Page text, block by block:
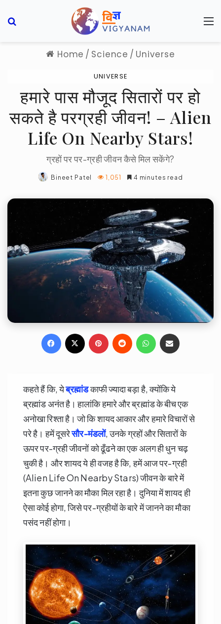
Home / Science / Universe
UNIVERSE
हमारे पास मौजूद सितारों पर हो
सकते है परग्रही जीवन! – Alien
Life On Nearby Stars!
ग्रहों पर पर-ग्रही जीवन कैसे मिल सकेंगे?
Bineet Patel 1,051 4 minutes read
Facebook Pinterest
Reddit WhatsApp
कहते हैं कि, येब्रह्मांडकाफी ज्यादा बड़ा है, क्योंकि ये
ब्रह्मांड अनंत है। हालांकि हमारे और ब्रह्मांड के बीच एक
अनोखा रिश्ता है। जो कि शायद आकार और हमारे विचारों से
परे है। हमें दूसरेसौर-मंडलों, उनके ग्रहों और सितारों के
ऊपर पर-ग्रही जीवनों को ढूँढने का एक अलग ही धुन चढ़
चुकी है। और शायद ये ही वजह है कि, हमें आज पर-ग्रही
(Alien Life On Nearby Stars) जीवन के बारे में
इतना कुछ जानने का मौका मिल रहा है। दुनिया में शायद ही
ऐसा कोई होगा, जिसे पर-ग्रहीयों के बारे में जानने का मौका
पसंद नहीं होगा।